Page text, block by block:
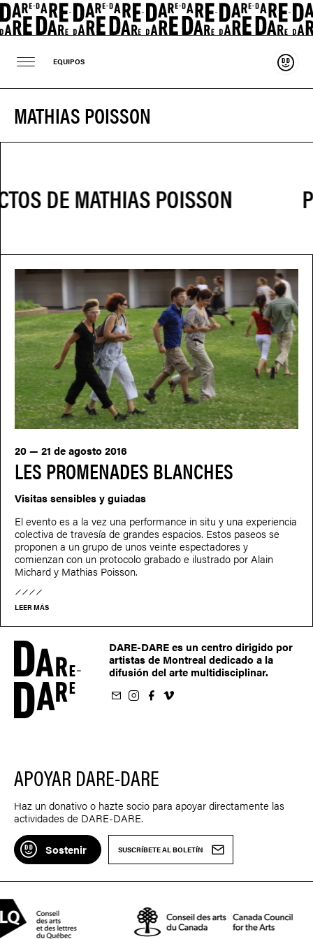
EQUIPOS
MATHIAS POISSON
LES PROMENADES BLANCHES
20 — 21 de agosto 2016
Visitas sensibles y guiadas
El evento es a la vez una performance in situ y una experiencia
colectiva de travesía de grandes espacios. Estos paseos se
proponen a un grupo de unos veinte espectadores y
comienzan con un protocolo grabado e ilustrado por Alain
Michard y Mathias Poisson.
LEER MÁS
DARE-DARE es un centro dirigido por
artistas de Montreal dedicado a la
difusión del arte multidisciplinar.
sur Instagram
sur Facebook
nous sur Vimeo
APOYAR DARE-DARE
Haz un donativo o hazte socio para apoyar directamente las
actividades de DARE-DARE.
Sostenir SUSCRÍBETE AL BOLETÍN